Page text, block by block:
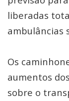
liberadas
ambulâncias
Os
aumentos
sobre o